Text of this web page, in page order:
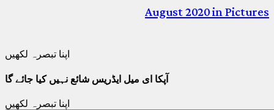
August 2020 in Pictures
اپنا تبصرہ لکھیں
آپکا ای میل ایڈریس شائع نہیں کیا جائے گا
اپنا تبصرہ لکھیں